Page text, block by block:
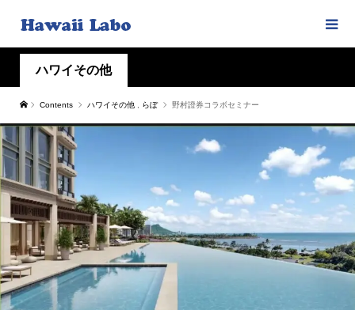
ハワイその他
Contents ハワイその他 らぼ 野村證券コラボセミナー